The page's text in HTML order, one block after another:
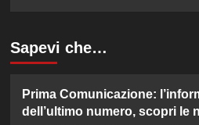
Sapevi che…
Prima Comunicazione:
dell’ultimo numero, scopri le